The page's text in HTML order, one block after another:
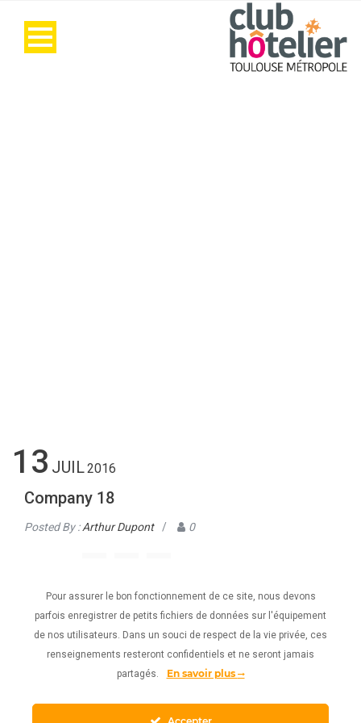
13 JUIL2016
Company 18
Posted By :Arthur Dupont / 0
Pour assurer le bon fonctionnement de ce site, nous devons
parfois enregistrer de petits fichiers de données sur l'équipement
de nos utilisateurs. Dans un souci de respect de la vie privée, ces
renseignements resteront confidentiels et ne seront jamais
partagés.
En savoir plus